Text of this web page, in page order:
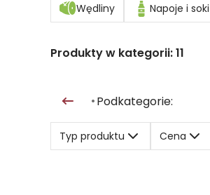
Wędliny
Napoje i soki
Produkty w kategorii:11
• Podkategorie:
Typ produktu Cena